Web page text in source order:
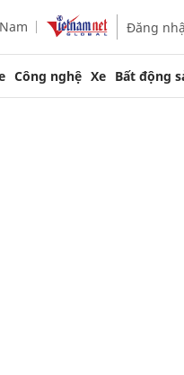
Đăng
Công nghệ Xe Bất động